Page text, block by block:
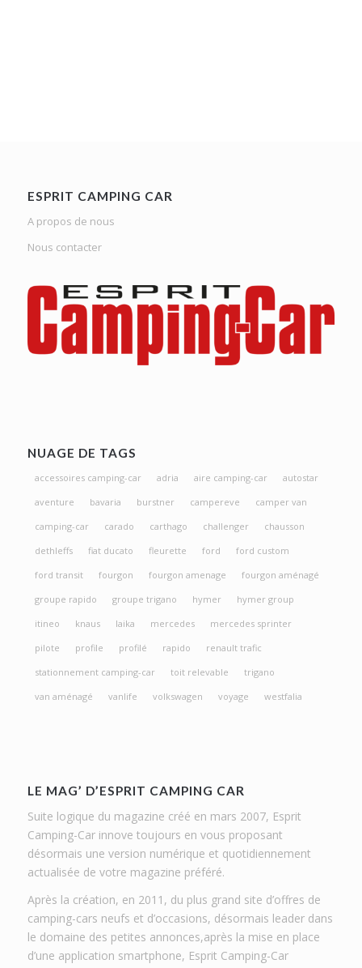
ESPRIT CAMPING CAR
A propos de nous
Nous contacter
NUAGE DE TAGS
accessoires camping-car adria aire camping-car
autostar
aventure
bavaria burstner campereve
camper van
camping-car
carado carthago challenger
chausson
dethleffs
fiat ducato fleurette ford
ford custom
ford transit
fourgon fourgon amenage
fourgon aménagé
groupe rapido
groupe trigano hymer
hymer group
itineo
knaus laika mercedes
mercedes sprinter
pilote
profile profilé rapido
renault trafic
stationnement camping-car
toit relevable
trigano
van aménagé
vanlife volkswagen voyage westfalia
LE MAG’ D’ESPRIT CAMPING CAR
Suite logique du magazine créé en mars 2007, Esprit
Camping-Car innove toujours en vous proposant
désormais une version numérique et quotidiennement
actualisée de votre magazine préféré.
Après la création, en 2011, du plus grand site d’offres de
camping-cars neufs et d’occasions, désormais leader dans
le domaine des petites annonces,après la mise en place
d’une application smartphone, Esprit Camping-Car